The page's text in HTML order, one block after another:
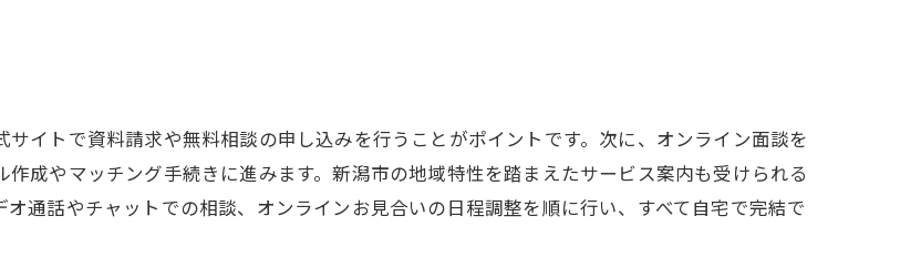
談所オンライン対応の流れと準備ポイント
婚相談所オンライン利用前の準備チェック
ライン手順開始前に必要なものとは
イトで資料請求や無料相談の申し込みを行うことがポイントです。次に、オンライン面談を
成やマッチング手続きに進みます。新潟市の地域特性を踏まえたサービス案内も受けられる
通話やチャットでの相談、オンラインお見合いの日程調整を順に行い、すべて自宅で完結で